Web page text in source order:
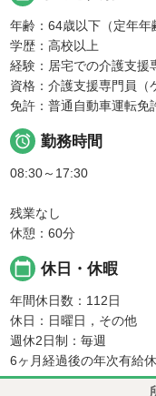
年齢：64歳以下（定年年
学歴：高校以上
経験：居宅での介護支援
資格：介護支援専門員（
免許：普通自動車運転免
 勤務時間
08:30～17:30
残業なし
休憩：60分
calendar_today 休日・休暇
年間休日数：112日
休日：日曜日，その他
週休2日制：毎週
6ヶ月経過後の年次有給